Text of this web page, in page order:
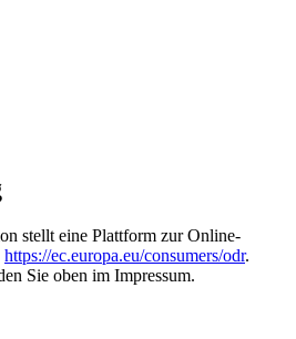
stellt eine Plattform zur Online-
https://ec.europa.eu/consumers/odr.
Sie oben im Impressum.